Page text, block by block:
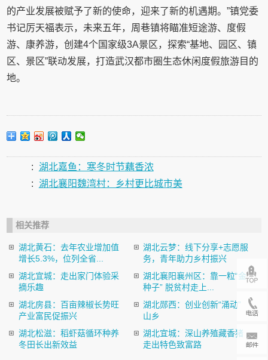
的产业发展被赋予了新的使命，迎来了新的机遇期。”镇党委
书记厉天福表示，未来五年，周巷镇将瞄准短途游、度假
游、康养游，创建4个国家级3A景区，探索“基地、园区、镇
区、景区”联动发展，打造武汉都市圈生态休闲度假旅游目的
地。
: 湖北嘉鱼：寒冬时节藕香浓
: 湖北襄阳魏湾村：乡村更比城市美
相关推荐
湖北黄石：去年农业增加值
增长5.3%，位列全省...
湖北云梦：线下分享+志愿服
务，青年助力乡村振兴
湖北宜城：走出家门体验采
摘乐趣
湖北襄阳襄州区：靠一粒“金
种子” 脱贫村走上...
湖北房县：百亩辣椒长势旺
产业富民促振兴
湖北郧西：创业创新“涌动”
山乡
湖北松滋：稻虾菇循环种养
冬田长出新效益
湖北宜城：深山养殖藏香猪
走出特色致富路